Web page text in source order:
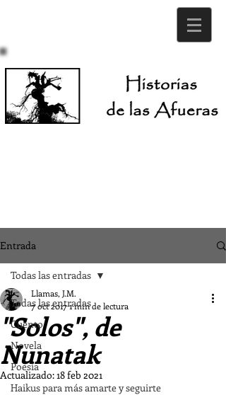
Entrada
Todas las entradas
Cuento
Novela
Poesía
Haikus para más amarte y seguirte
Todas las entradas
"Solos", de
Nunatak
Llamas, J.M.
7 oct 20171 min de lectura
Actualizado:18 feb 2021